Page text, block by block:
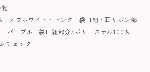
フホワイト・ピンク…袋口紐・耳リボン部
パープル…袋口紐部分/ポリエステル100%
チェック